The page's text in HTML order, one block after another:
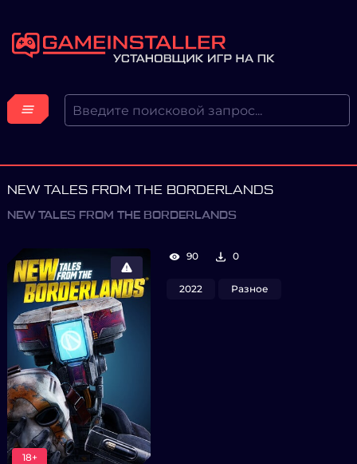
NEW TALES FROM THE BORDERLANDS
NEW TALES FROM THE BORDERLANDS
18+
90 0
2022 Разное